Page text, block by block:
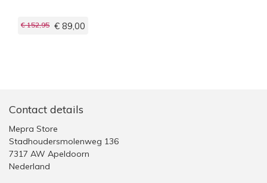
€ 152,95 € 89,00
Contact details
Mepra Store
Stadhoudersmolenweg 136
7317 AW Apeldoorn
Nederland